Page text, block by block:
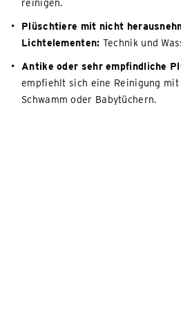
reinigen.
Plüschtiere mit nicht
Lichtelementen: Technik und
Antike oder sehr empfindliche
empfiehlt sich eine Reinigung
Schwamm oder Babytüchern.